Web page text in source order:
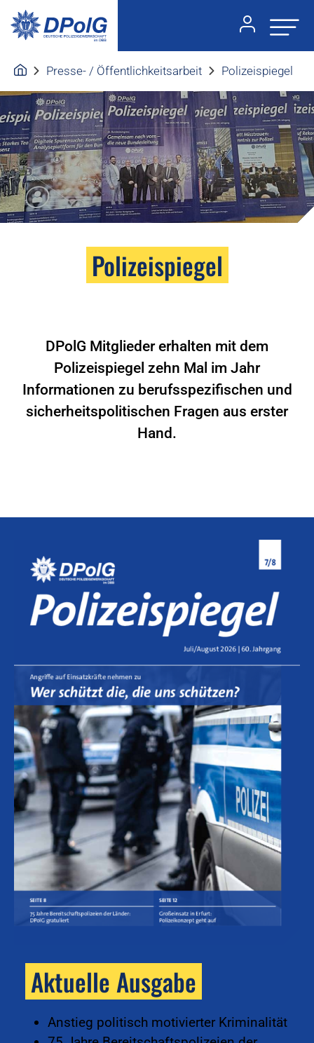
Presse- / Öffentlichkeitsarbeit Polizeispiegel
Polizeispiegel
DPolG Mitglieder erhalten mit dem
Polizeispiegel zehn Mal im Jahr
Informationen zu berufsspezifischen und
sicherheitspolitischen Fragen aus erster
Hand.
Aktuelle Ausgabe
Anstieg politisch motivierter Kriminalität